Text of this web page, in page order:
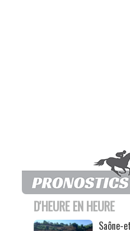
D'HEURE EN HEURE
Saône-